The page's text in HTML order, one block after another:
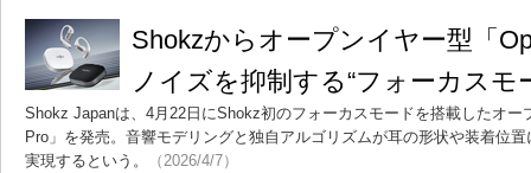
Shokzからオープンイヤー型「
ノイズを抑制する“フォーカスモ
Shokz Japanは、4月22日にShokz初のフォーカスモードを搭載したオー
Pro」を発売。音響モデリングと独自アルゴリズムが耳の形状や装着位
実現するという。
（2026/4/7）